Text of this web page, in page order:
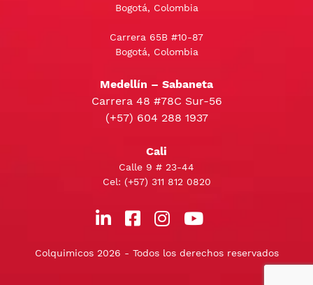
Bogotá, Colombia
Carrera 65B #10-87
Bogotá, Colombia
Medellín – Sabaneta
Carrera 48 #78C Sur-56
(+57) 604 288 1937
Cali
Calle 9 # 23-44
Cel: (+57) 311 812 0820
Colquimicos 2026 - Todos los derechos reservados